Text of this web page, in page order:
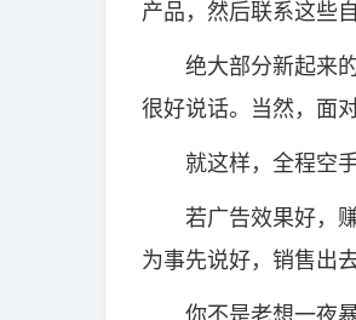
产品，然后联系这些
绝大部分新起来的
很好说话。当然，面
就这样，全程空手
若广告效果好，赚
为事先说好，销售出
你不是老想一夜暴